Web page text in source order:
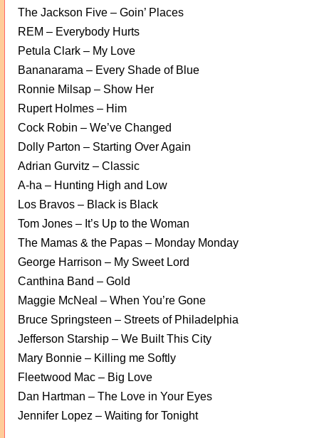
The Jackson Five – Goin’ Places
REM – Everybody Hurts
Petula Clark – My Love
Bananarama – Every Shade of Blue
Ronnie Milsap – Show Her
Rupert Holmes – Him
Cock Robin – We’ve Changed
Dolly Parton – Starting Over Again
Adrian Gurvitz – Classic
A-ha – Hunting High and Low
Los Bravos – Black is Black
Tom Jones – It’s Up to the Woman
The Mamas & the Papas – Monday Monday
George Harrison – My Sweet Lord
Canthina Band – Gold
Maggie McNeal – When You’re Gone
Bruce Springsteen – Streets of Philadelphia
Jefferson Starship – We Built This City
Mary Bonnie – Killing me Softly
Fleetwood Mac – Big Love
Dan Hartman – The Love in Your Eyes
Jennifer Lopez – Waiting for Tonight